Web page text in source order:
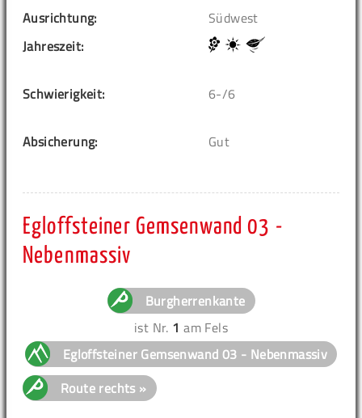
Ausrichtung:
Südwest
Jahreszeit:
Schwierigkeit: 6-/6
Absicherung: Gut
Egloffsteiner Gemsenwand 03 -
Nebenmassiv
Burgherrenkante
ist Nr. 1 am Fels
Egloffsteiner Gemsenwand 03 - Nebenmassiv
Route rechts »